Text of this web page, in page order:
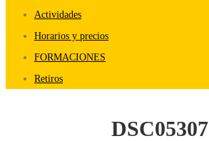
Actividades
Horarios y precios
FORMACIONES
Retiros
DSC05307